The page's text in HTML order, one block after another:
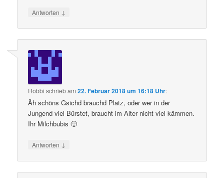
Antworten ↓
Robbi schriebam22. Februar 2018 um 16:18 Uhr:
Äh schöns Gsichd brauchd Platz, oder wer in der
Jungend viel Bürstet, braucht im Alter nicht viel kämmen.
Ihr Milchbubis 🙂
Antworten ↓